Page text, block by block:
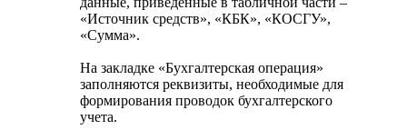
«Источник средств», «КБК», «КОСГУ»,
«Сумма».
На закладке «Бухгалтерская операция»
заполняются реквизиты, необходимые для
формирования проводок бухгалтерского
учета.